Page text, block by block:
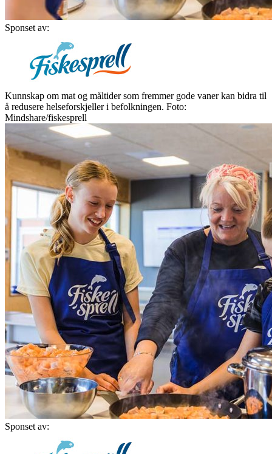
Sponset av:
Kunnskap om mat og måltider som fremmer gode vaner kan bidra til
å redusere helseforskjeller i befolkningen. Foto:
Mindshare/fiskesprell
Sponset av: